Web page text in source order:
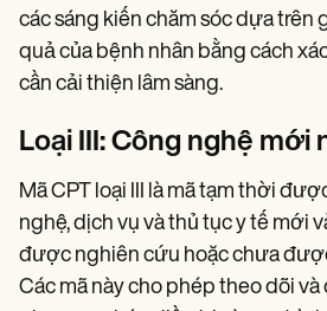
các sáng kiến chăm sóc dựa trên
quả của bệnh nhân bằng cách
cần cải thiện lâm sàng.
Loại III: Công nghệ mới
Mã CPT loại III là mã tạm thời
nghệ, dịch vụ và thủ tục y tế mới
được nghiên cứu hoặc chưa
Các mã này cho phép theo dõi và